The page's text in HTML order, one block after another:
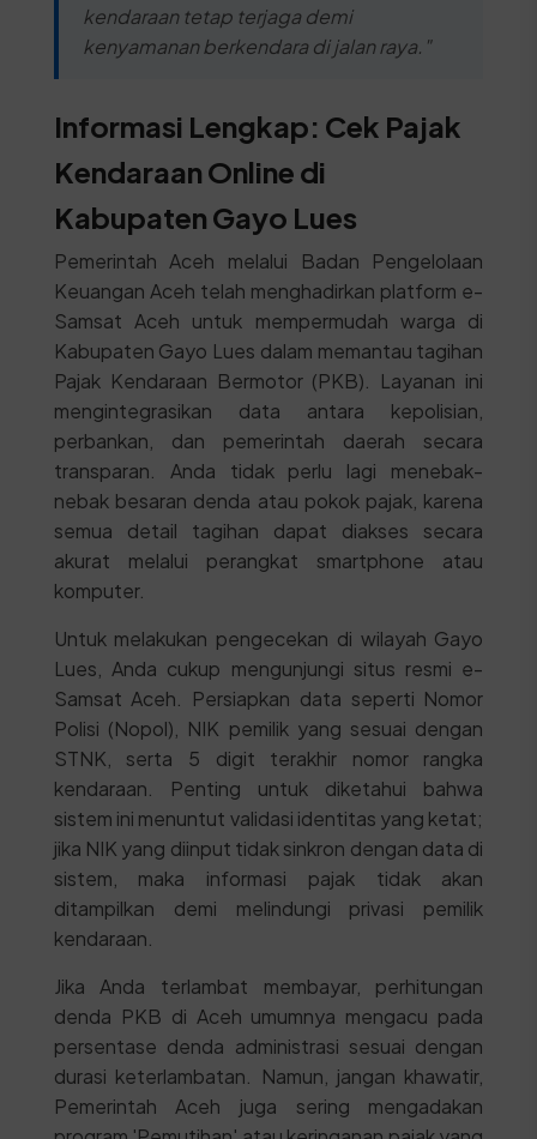
kendaraan tetap terjaga demi
kenyamanan berkendara di jalan raya."
Informasi Lengkap: Cek Pajak
Kendaraan Online di
Kabupaten Gayo Lues
Pemerintah Aceh melalui Badan Pengelolaan
Keuangan Aceh telah menghadirkan platform e-
Samsat Aceh untuk mempermudah warga di
Kabupaten Gayo Lues dalam memantau tagihan
Pajak Kendaraan Bermotor (PKB). Layanan ini
mengintegrasikan data antara kepolisian,
perbankan, dan pemerintah daerah secara
transparan. Anda tidak perlu lagi menebak-
nebak besaran denda atau pokok pajak, karena
semua detail tagihan dapat diakses secara
akurat melalui perangkat smartphone atau
komputer.
Untuk melakukan pengecekan di wilayah Gayo
Lues, Anda cukup mengunjungi situs resmi e-
Samsat Aceh. Persiapkan data seperti Nomor
Polisi (Nopol), NIK pemilik yang sesuai dengan
STNK, serta 5 digit terakhir nomor rangka
kendaraan. Penting untuk diketahui bahwa
sistem ini menuntut validasi identitas yang ketat;
jika NIK yang diinput tidak sinkron dengan data di
sistem, maka informasi pajak tidak akan
ditampilkan demi melindungi privasi pemilik
kendaraan.
Jika Anda terlambat membayar, perhitungan
denda PKB di Aceh umumnya mengacu pada
persentase denda administrasi sesuai dengan
durasi keterlambatan. Namun, jangan khawatir,
Pemerintah Aceh juga sering mengadakan